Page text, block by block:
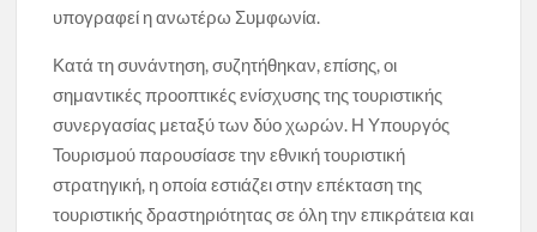
υπογραφεί η ανωτέρω Συμφωνία.
Κατά τη συνάντηση, συζητήθηκαν, επίσης, οι
σημαντικές προοπτικές ενίσχυσης της τουριστικής
συνεργασίας μεταξύ των δύο χωρών. Η Υπουργός
Τουρισμού παρουσίασε την εθνική τουριστική
στρατηγική, η οποία εστιάζει στην επέκταση της
τουριστικής δραστηριότητας σε όλη την επικράτεια και